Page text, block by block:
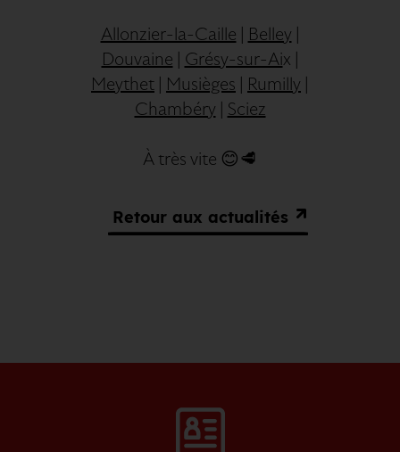
Allonzier-la-Caille | Belley |
Douvaine | Grésy-sur-Aix |
Meythet | Musièges | Rumilly |
Chambéry | Sciez
À très vite 😊🥩
Retour aux actualités